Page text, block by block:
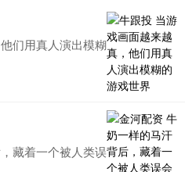
们用真人演出模糊
藏着一个被人类误